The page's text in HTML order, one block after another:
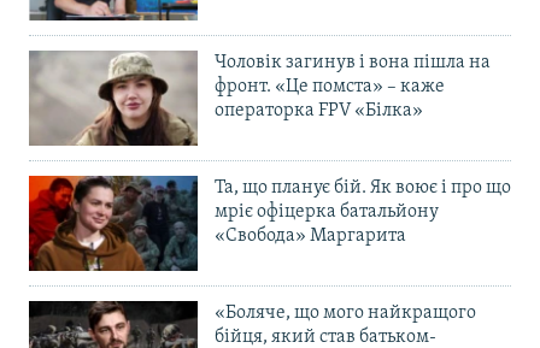
Чоловік загинув і вона пішла на
фронт. «Це помста» – каже
операторка FPV «Білка»
Та, що планує бій. Як воює і про що
мріє офіцерка батальйону
«Свобода» Маргарита
«Боляче, що мого найкращого
бійця, який став батьком-